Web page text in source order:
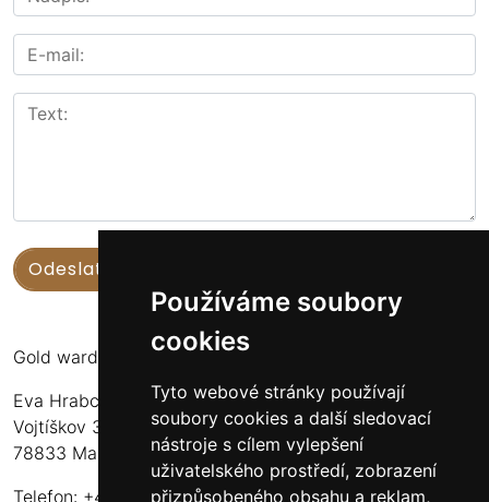
Používáme soubory
cookies
Tyto webové stránky používají
soubory cookies a další sledovací
nástroje s cílem vylepšení
uživatelského prostředí, zobrazení
přizpůsobeného obsahu a reklam,
Gold warden
Eva Hrabcová
Vojtíškov 3
78833 Malá Morava
Telefon: +420 777 549 171